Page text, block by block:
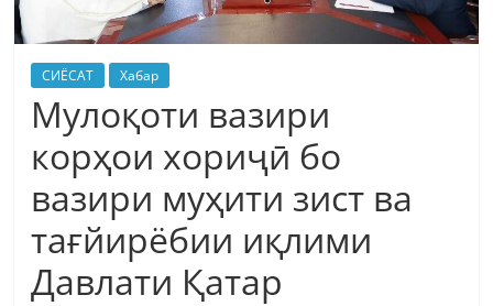
СИЁСАТ Хабар
Мулоқоти вазири
корҳои хориҷӣ бо
вазири муҳити зист ва
тағйирёбии иқлими
Давлати Қатар